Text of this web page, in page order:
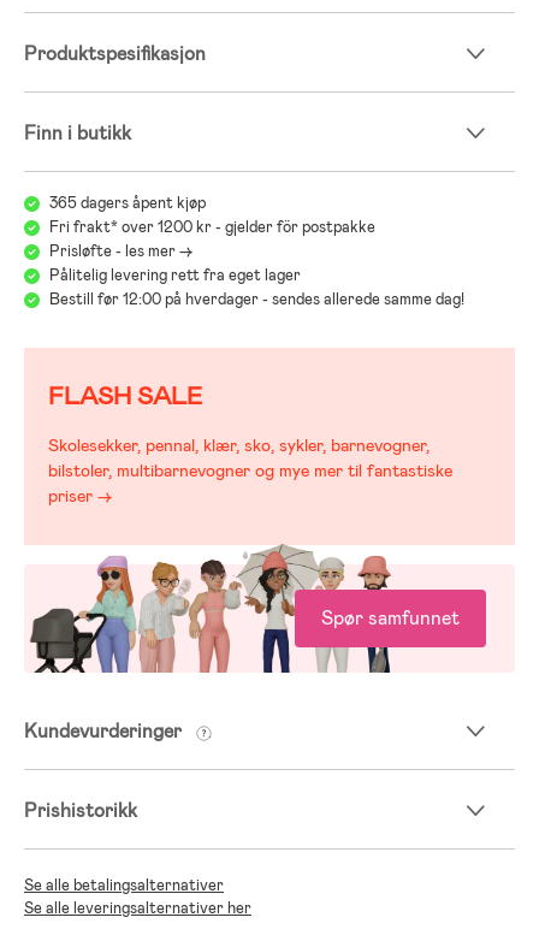
Produktspesifikasjon
Finn i butikk
365 dagers åpent kjøp
Fri frakt* over 1200 kr - gjelder för postpakke
Prisløfte - les mer ->
Pålitelig levering rett fra eget lager
Bestill før 12:00 på hverdager - sendes allerede samme dag!
FLASH SALE
Skolesekker, pennal, klær, sko, sykler, barnevogner,
bilstoler, multibarnevogner og mye mer til fantastiske
priser →
Spør samfunnet
Kundevurderinger
Prishistorikk
Se alle betalingsalternativer
Se alle leveringsalternativer her